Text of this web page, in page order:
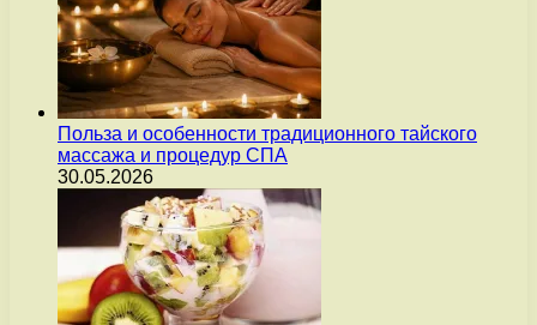
Польза и особенности традиционного тайского
массажа и процедур СПА
30.05.2026